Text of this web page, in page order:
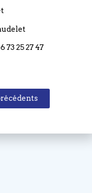
73 25 27 47